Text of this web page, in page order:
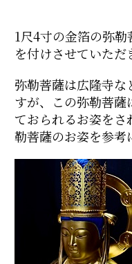
1尺4寸の金箔の弥
を付けさせていただ
弥勒菩薩は広隆寺
すが、この弥勒菩薩
ておられるお姿を
勒菩薩のお姿を参考